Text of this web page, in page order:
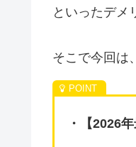
といったデメ
そこで今回は、
・【2026年